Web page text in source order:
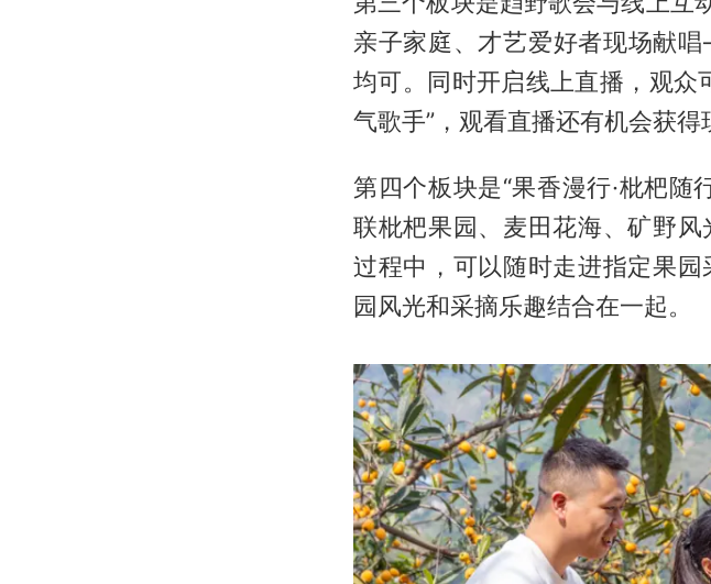
亲子家庭、才艺爱好者现场献
均可。同时开启线上直播，观众
气歌手”，观看直播还有机会获得
第四个板块是“果香漫行·枇杷随
联枇杷果园、麦田花海、矿野
过程中，可以随时走进指定果
园风光和采摘乐趣结合在一起。